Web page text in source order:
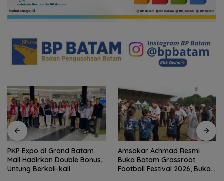
Amsakar Achmad Resmi
Buka Batam Grassroot
Football Festival 2026, Buka
Bendera Merah Putih
Raksasa Berkibar di Ujung
Utara Indonesia, Basarnas